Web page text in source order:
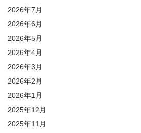
2026年7月
2026年6月
2026年5月
2026年4月
2026年3月
2026年2月
2026年1月
2025年12月
2025年11月